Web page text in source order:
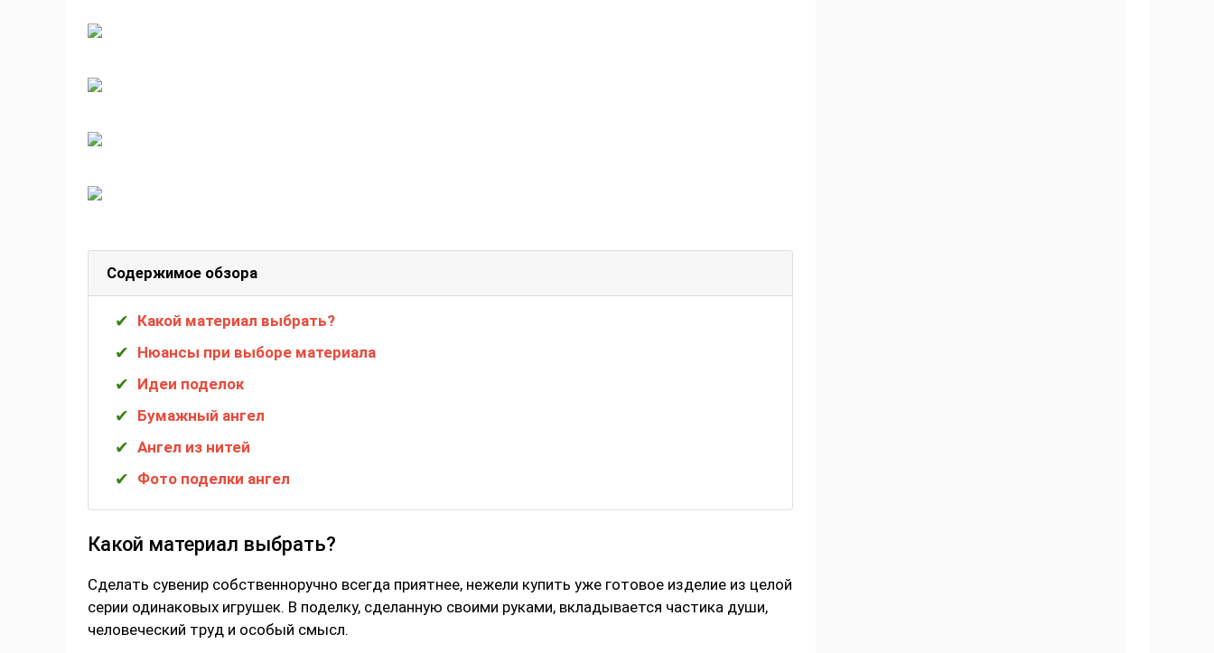
Содержимое обзора
Какой материал выбрать?
Нюансы при выборе материала
Идеи поделок
Бумажный ангел
Ангел из нитей
Фото поделки ангел
Какой материал выбрать?
Сделать сувенир собственноручно всегда приятнее, нежели купить уже готовое изделие из целой
серии одинаковых игрушек. В поделку, сделанную своими руками, вкладывается частика души,
человеческий труд и особый смысл.